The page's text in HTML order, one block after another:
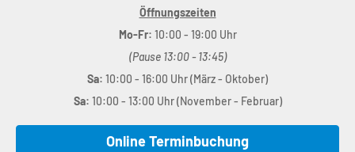
Öffnungszeiten
Mo-Fr: 10:00 - 19:00 Uhr
(Pause 13:00 - 13:45)
Sa: 10:00 - 16:00 Uhr (März - Oktober)
Sa: 10:00 - 13:00 Uhr (November - Februar)
Online Terminbuchung